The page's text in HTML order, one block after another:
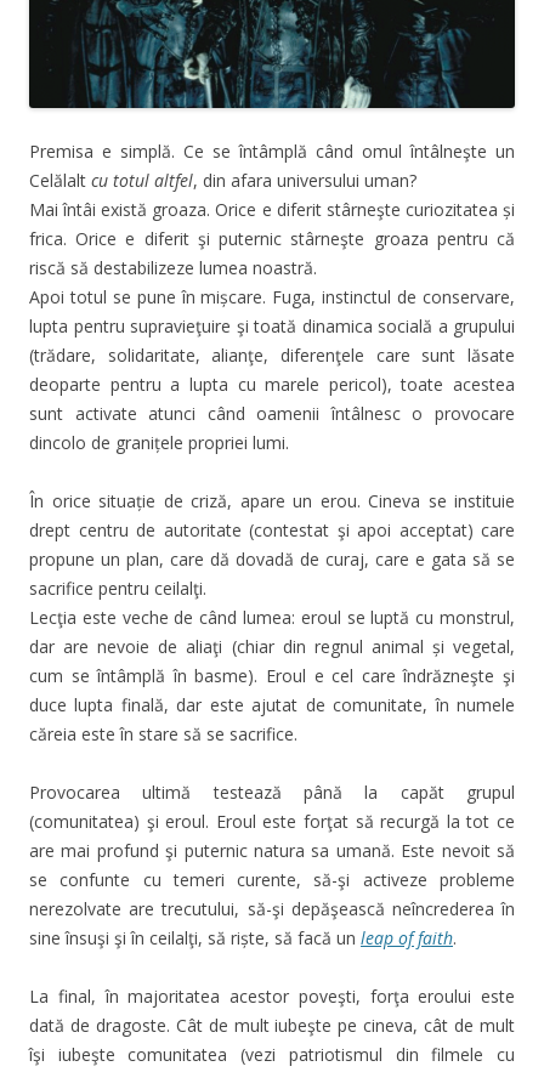
Premisa e simplă. Ce se întâmplă când omul întâlneşte un
Celălalt cu totul altfel, din afara universului uman?
Mai întâi există groaza. Orice e diferit stârneşte curiozitatea și
frica. Orice e diferit şi puternic stârneşte groaza pentru că
riscă să destabilizeze lumea noastră.
Apoi totul se pune în mișcare. Fuga, instinctul de conservare,
lupta pentru supravieţuire şi toată dinamica socială a grupului
(trădare, solidaritate, alianţe, diferenţele care sunt lăsate
deoparte pentru a lupta cu marele pericol), toate acestea
sunt activate atunci când oamenii întâlnesc o provocare
dincolo de granițele propriei lumi.
În orice situație de criză, apare un erou. Cineva se instituie
drept centru de autoritate (contestat şi apoi acceptat) care
propune un plan, care dă dovadă de curaj, care e gata să se
sacrifice pentru ceilalţi.
Lecţia este veche de când lumea: eroul se luptă cu monstrul,
dar are nevoie de aliaţi (chiar din regnul animal și vegetal,
cum se întâmplă în basme). Eroul e cel care îndrăzneşte şi
duce lupta finală, dar este ajutat de comunitate, în numele
căreia este în stare să se sacrifice.
Provocarea ultimă testează până la capăt grupul
(comunitatea) şi eroul. Eroul este forţat să recurgă la tot ce
are mai profund şi puternic natura sa umană. Este nevoit să
se confunte cu temeri curente, să-şi activeze probleme
nerezolvate are trecutului, să-şi depăşească neîncrederea în
sine însuşi şi în ceilalţi, să riște, să facă un leap of faith.
La final, în majoritatea acestor poveşti, forţa eroului este
dată de dragoste. Cât de mult iubeşte pe cineva, cât de mult
îşi iubeşte comunitatea (vezi patriotismul din filmele cu